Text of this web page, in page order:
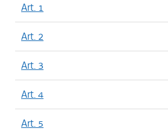
Art. 1
Art. 2
Art. 3
Art. 4
Art. 5